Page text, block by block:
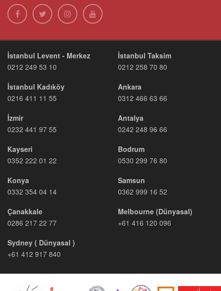
İstanbul Levent - Merkez
0212 249 53 10
İstanbul Taksim
0212 258 70 80
İstanbul Kadıköy
0216 411 11 55
Ankara
0312 466 63 66
İzmir
0232 441 97 55
Antalya
0242 248 96 66
Kayseri
0352 222 01 22
Bodrum
0530 299 76 80
Konya
0332 354 04 14
Samsun
0362 999 16 52
Çanakkale
0286 217 22 77
Melbourne (Dünyasal)
+61 416 120 096
Sydney ( Dünyasal )
+61 412 917 840